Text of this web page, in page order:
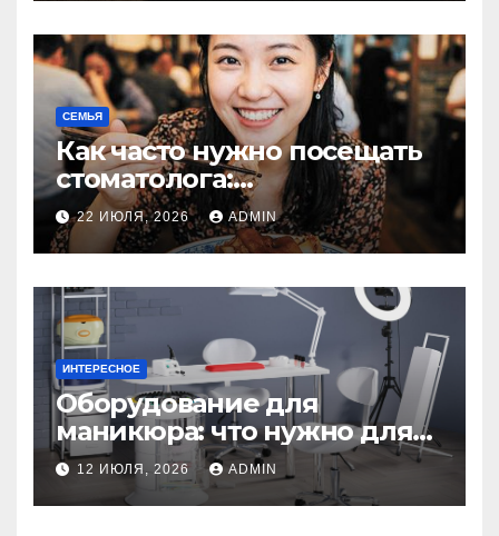
СЕМЬЯ
Как часто нужно посещать
стоматолога:
рекомендации для
здоровья зубов
22 ИЮЛЯ, 2026 ADMIN
ИНТЕРЕСНОЕ
Оборудование для
маникюра: что нужно для
идеального маникюра
12 ИЮЛЯ, 2026 ADMIN